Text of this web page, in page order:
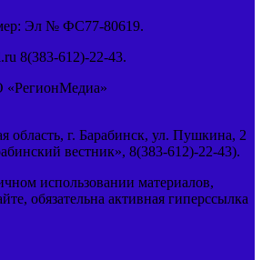
Эл № ФС77-80619.
8(383-612)-22-43.
область, г. Барабинск, ул. Пушкина, 2
вестник», 8(383-612)-22-43).
использовании материалов,
обязательна активная гиперссылка